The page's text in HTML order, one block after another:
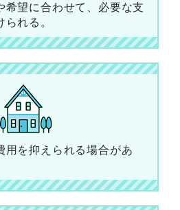
希望に合わせて、必要な支
れる。
用を抑えられる場合があ